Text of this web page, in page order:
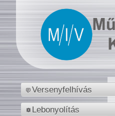
Versenyfelhívás
Lebonyolítás